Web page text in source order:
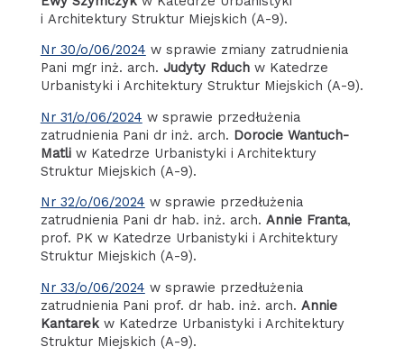
i Architektury Struktur Miejskich (A-9).
Nr 30/o/06/2024 w sprawie zmiany zatrudnienia
Pani mgr inż. arch. Judyty Rduchw Katedrze
Urbanistyki i Architektury Struktur Miejskich (A-9).
Nr 31/o/06/2024 w sprawie przedłużenia
zatrudnienia Pani dr inż. arch. Dorocie Wantuch-
Matli w Katedrze Urbanistyki i Architektury
Struktur Miejskich (A-9).
Nr 32/o/06/2024 w sprawie przedłużenia
zatrudnienia Pani dr hab. inż. arch. Annie Franta,
prof. PK w Katedrze Urbanistyki i Architektury
Struktur Miejskich (A-9).
Nr 33/o/06/2024 w sprawie przedłużenia
zatrudnienia Pani prof. dr hab. inż. arch. Annie
Kantarekw Katedrze Urbanistyki i Architektury
Struktur Miejskich (A-9).